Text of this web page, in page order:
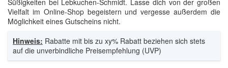
Süßigkeiten bei Lebkuchen-Schmidt. Lasse dich von der großen
Vielfalt im Online-Shop begeistern und vergesse außerdem die
Möglichkeit eines Gutscheins nicht.
Hinweis: Rabatte mit bis zu xy% Rabatt beziehen sich stets
auf die unverbindliche Preisempfehlung (UVP)